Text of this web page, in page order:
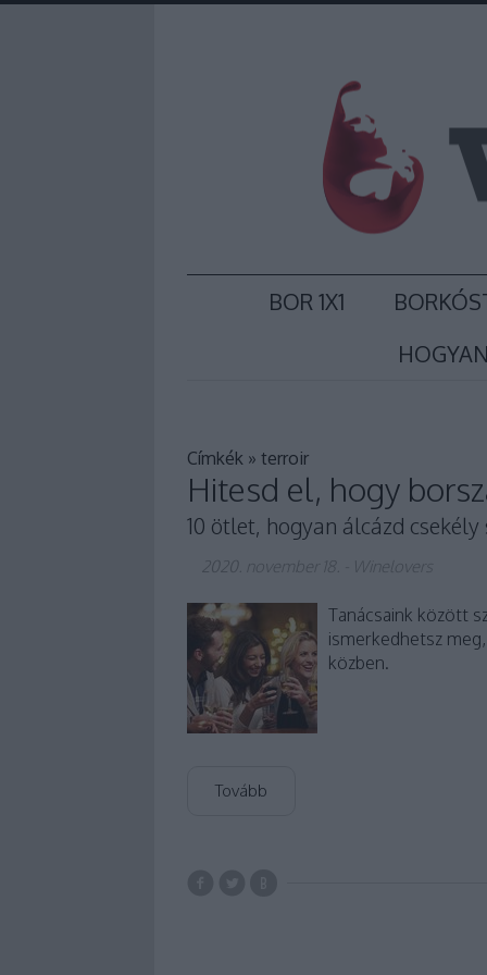
BOR 1X1
Címkék » terroir
Hitesd el, hogy
10 ötlet, hogyan álcázd
2020. november 18. Winelovers
Tanácsaink között
ismerkedhetsz
közben.
Tovább